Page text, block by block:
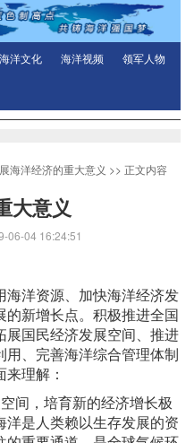
海洋文化 海洋视频 领军人物
海洋经济的重大意义 >> 正文内容
大意义
04 16:24:51
海洋资源、加快海洋经济发
新增长点。积极推进全国
国民经济发展空间、推进
、完善海洋综合管理体制
理解：
间，培育新的经济增长极
是人类赖以生存发展的资